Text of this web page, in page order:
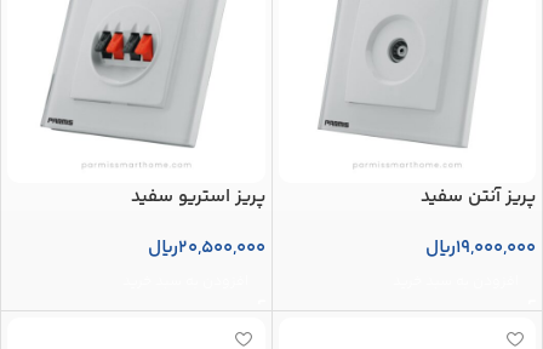
پریز آنتن سفید
19,000,000ریال
پریز استریو سفید
20,500,000ریال